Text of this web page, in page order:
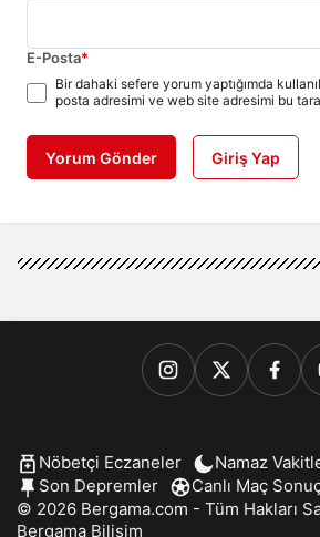
E-Posta*
Bir dahaki sefere yorum yaptığımda
posta adresimi ve web site adresimi bu
Yorum Gönder Giriş Yap
Nöbetçi Eczaneler
Namaz
Son Depremler
Canlı Maç
© 2026 Bergama.com - Tüm Hakları
Bergama Bilişim